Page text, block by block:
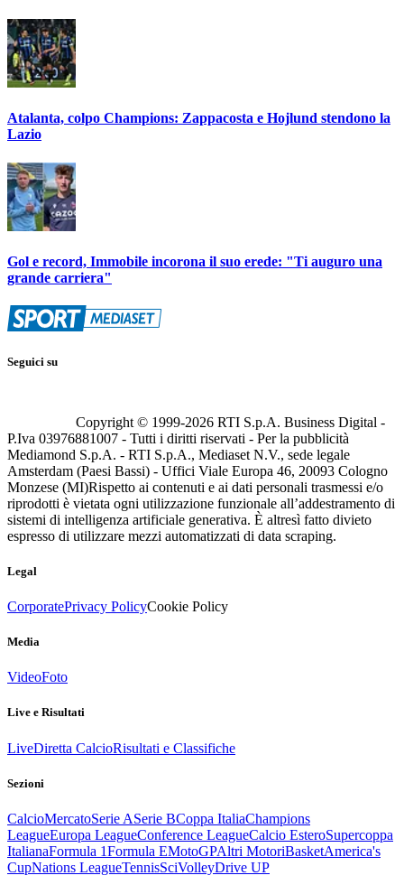
Atalanta, colpo Champions: Zappacosta e Hojlund stendono la
Lazio
Gol e record, Immobile incorona il suo erede: "Ti auguro una
grande carriera"
Seguici su
Copyright © 1999-2026 RTI S.p.A. Business Digital -
P.Iva 03976881007 - Tutti i diritti riservati - Per la pubblicità
Mediamond S.p.A. - RTI S.p.A., Mediaset N.V., sede legale
Amsterdam (Paesi Bassi) - Uffici Viale Europa 46, 20093 Cologno
Monzese (MI)Rispetto ai contenuti e ai dati personali trasmessi e/o
riprodotti è vietata ogni utilizzazione funzionale all’addestramento di
sistemi di intelligenza artificiale generativa. È altresì fatto divieto
espresso di utilizzare mezzi automatizzati di data scraping.
Legal
CorporatePrivacy PolicyCookie Policy
Media
VideoFoto
Live e Risultati
LiveDiretta CalcioRisultati e Classifiche
Sezioni
CalcioMercatoSerie ASerie BCoppa ItaliaChampions
LeagueEuropa LeagueConference LeagueCalcio EsteroSupercoppa
ItalianaFormula 1Formula EMotoGPAltri MotoriBasketAmerica's
CupNations LeagueTennisSciVolleyDrive UP